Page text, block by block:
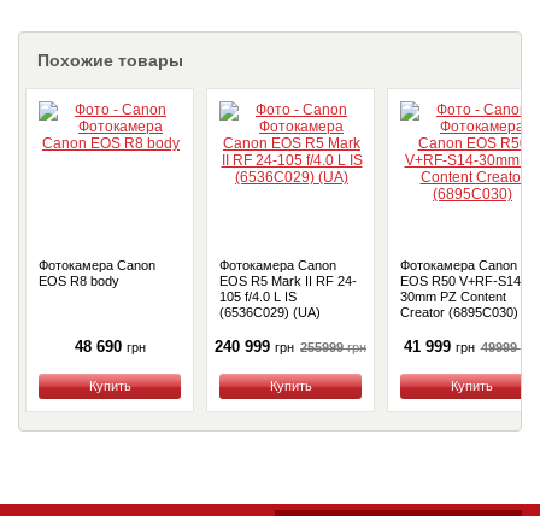
Похожие товары
Фотокамера Canon
EOS R8 body
48 690 грн
Купить
Фотокамера Canon
EOS R5 Mark II RF 24-
105 f/4.0 L IS
(6536C029) (UA)
240 999 грн 255999грн
Купить
Фотокамера Canon
EOS R50 V+RF-S14-
30mm PZ Content
Creator (6895C030)
41 999 грн 49999грн
Купить